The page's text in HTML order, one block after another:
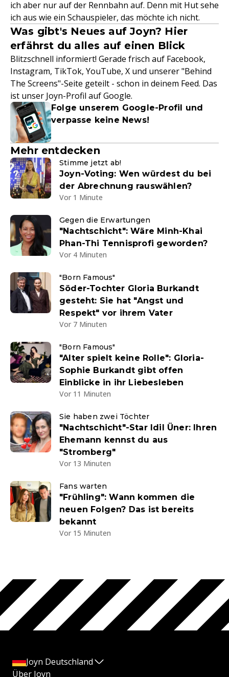
ich aber nur auf der Rennbahn auf. Denn mit Hut sehe
ich aus wie ein Schauspieler, das möchte ich nicht.
Was gibt's Neues auf Joyn? Hier
erfährst du alles auf einen Blick
Blitzschnell informiert! Gerade frisch auf Facebook,
Instagram, TikTok, YouTube, X und unserer "Behind
The Screens"-Seite geteilt - schon in deinem Feed. Das
ist unser Joyn-Profil auf Google.
Folge unserem Google-Profil und
verpasse keine News!
Mehr entdecken
Stimme jetzt ab!
Joyn-Voting: Wen würdest du bei
der Abrechnung rauswählen?
Vor 1 Minute
Gegen die Erwartungen
"Nachtschicht": Wäre Minh-Khai
Phan-Thi Tennisprofi geworden?
Vor 4 Minuten
"Born Famous"
Söder-Tochter Gloria Burkandt
gesteht: Sie hat "Angst und
Respekt" vor ihrem Vater
Vor 7 Minuten
"Born Famous"
"Alter spielt keine Rolle": Gloria-
Sophie Burkandt gibt offen
Einblicke in ihr Liebesleben
Vor 11 Minuten
Sie haben zwei Töchter
"Nachtschicht"-Star Idil Üner: Ihren
Ehemann kennst du aus
"Stromberg"
Vor 13 Minuten
Fans warten
"Frühling": Wann kommen die
neuen Folgen? Das ist bereits
bekannt
Vor 15 Minuten
Joyn Deutschland
Über Joyn